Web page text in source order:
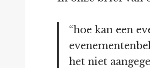
“hoe kan een
het niet